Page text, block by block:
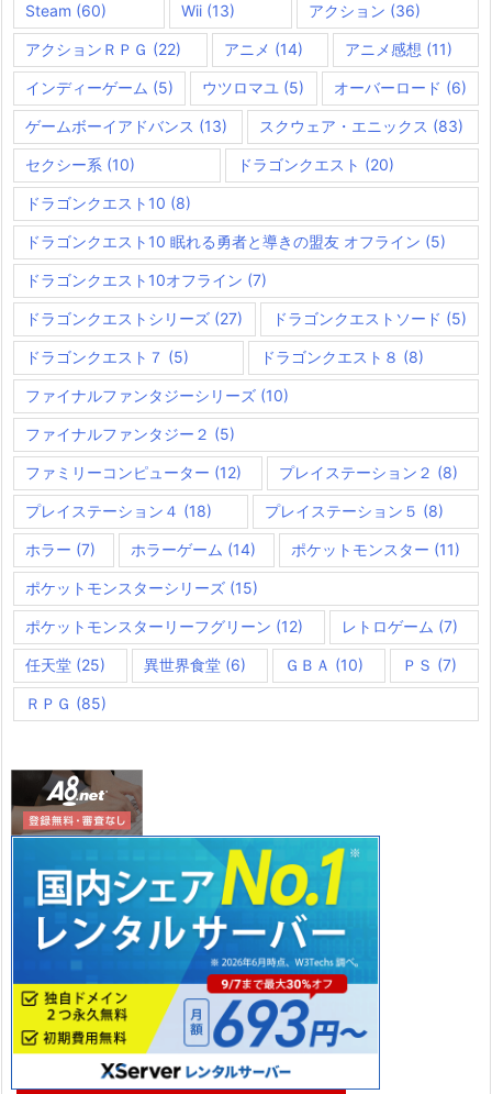
Steam (60) Wii(13) アクション (36)
アクションＲＰＧ (22) アニメ (14) アニメ感想 (11)
インディーゲーム (5) ウツロマユ (5) オーバーロード (6)
ゲームボーイアドバンス (13) スクウェア・エニックス (83)
セクシー系 (10) ドラゴンクエスト (20)
ドラゴンクエスト10 (8)
ドラゴンクエスト10 眠れる勇者と導きの盟友 オフライン (5)
ドラゴンクエスト10オフライン (7)
ドラゴンクエストシリーズ (27) ドラゴンクエストソード (5)
ドラゴンクエスト７ (5) ドラゴンクエスト８ (8)
ファイナルファンタジーシリーズ (10)
ファイナルファンタジー２ (5)
ファミリーコンピューター (12) プレイステーション２ (8)
プレイステーション４ (18) プレイステーション５ (8)
ホラー (7) ホラーゲーム (14) ポケットモンスター (11)
ポケットモンスターシリーズ (15)
ポケットモンスターリーフグリーン (12) レトロゲーム (7)
任天堂 (25) 異世界食堂 (6) ＧＢＡ (10) ＰＳ (7)
ＲＰＧ (85)